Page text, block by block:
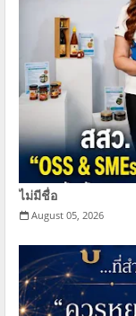
ไม่มีชื่อ
August 05, 2026